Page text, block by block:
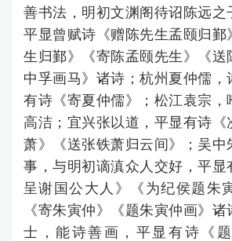
善书法，明初文渊阁待诏陈远之
平显曾赋诗《赠陈先生孟颐归鄞
生归鄞》《寄陈孟颐先生》《送
中孚画马》诸诗；杭州夏仲儒，
有诗《寄夏仲儒》；松江袁宗，
高洁；宜兴张以道，平显有诗《
萧》《送张铁萧归云间》；吴中
事，与明初谪滇众人交好，平显
呈谢国公大人》《为纪侯题朱
《寄朱寅仲》《题朱寅仲画》
士，能诗善画，平显有诗《